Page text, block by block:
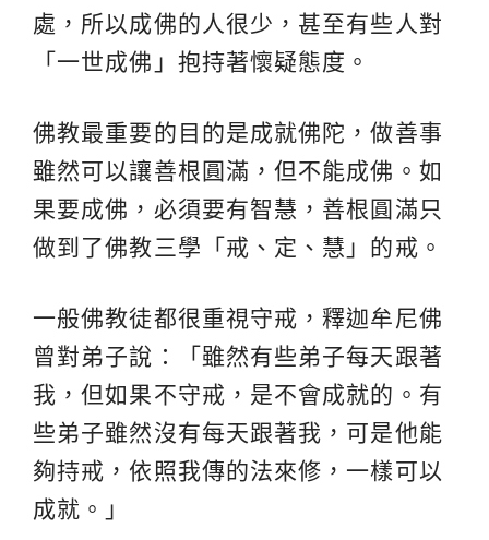
處，所以成佛的人很少，甚至有些人對
「一世成佛」抱持著懷疑態度。
佛教最重要的目的是成就佛陀，做善事
雖然可以讓善根圓滿，但不能成佛。如
果要成佛，必須要有智慧，善根圓滿只
做到了佛教三學「戒、定、慧」的戒。
一般佛教徒都很重視守戒，釋迦牟尼佛
曾對弟子說：「雖然有些弟子每天跟著
我，但如果不守戒，是不會成就的。有
些弟子雖然沒有每天跟著我，可是他能
夠持戒，依照我傳的法來修，一樣可以
成就。」